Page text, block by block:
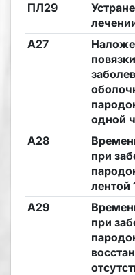
ПЛ29
А27
одной
А28
при
лентой
А29
при